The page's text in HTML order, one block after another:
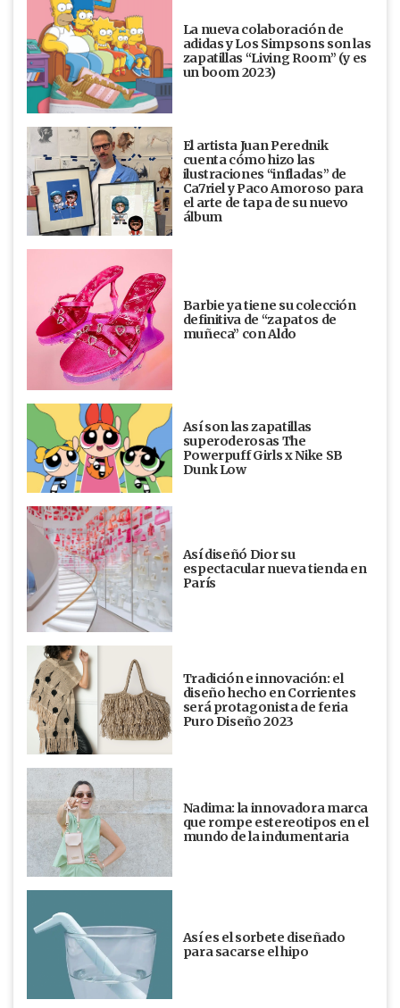
La nueva colaboración de
adidas y Los Simpsons son las
zapatillas “Living Room” (y es
un boom 2023)
El artista Juan Perednik
cuenta cómo hizo las
ilustraciones “infladas” de
Ca7riel y Paco Amoroso para
el arte de tapa de su nuevo
álbum
Barbie ya tiene su colección
definitiva de “zapatos de
muñeca” con Aldo
Así son las zapatillas
superoderosas The
Powerpuff Girls x Nike SB
Dunk Low
Así diseñó Dior su
espectacular nueva tienda en
París
Tradición e innovación: el
diseño hecho en Corrientes
será protagonista de feria
Puro Diseño 2023
Nadima: la innovadora marca
que rompe estereotipos en el
mundo de la indumentaria
Así es el sorbete diseñado
para sacarse el hipo